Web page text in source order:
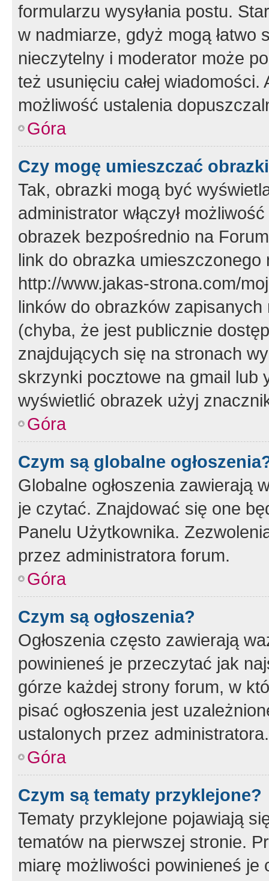
formularzu wysyłania postu.
w nadmiarze, gdyż mogą
nieczytelny i moderator może
też usunięciu całej
możliwość ustalenia
Góra
Czy mogę umieszczać
Tak, obrazki mogą być
administrator włączył
obrazek bezpośrednio na
link do obrazka
http://www.jakas-strona.com/
linków do obrazków
(chyba, że jest publicznie
znajdujących się na stronach
skrzynki pocztowe na gmail lub
wyświetlić obrazek użyj
Góra
Czym są globalne
Globalne ogłoszenia zawierają
je czytać. Znajdować się one
Panelu Użytkownika.
przez administratora forum.
Góra
Czym są ogłoszenia?
Ogłoszenia często zawierają
powinieneś je przeczytać jak
górze każdej strony forum, w
pisać ogłoszenia jest
ustalonych przez administratora.
Góra
Czym są tematy przyklejone?
Tematy przyklejone pojawiają
tematów na pierwszej stronie.
miarę możliwości powinieneś je